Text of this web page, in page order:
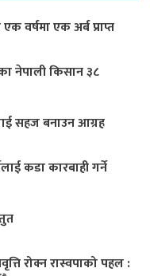
वर्षमा एक अर्ब प्राप्त
नेपाली किसान ३८
सहज बनाउन आग्रह
कडा कारबाही गर्ने
रोक्न रास्वपाको पहल :